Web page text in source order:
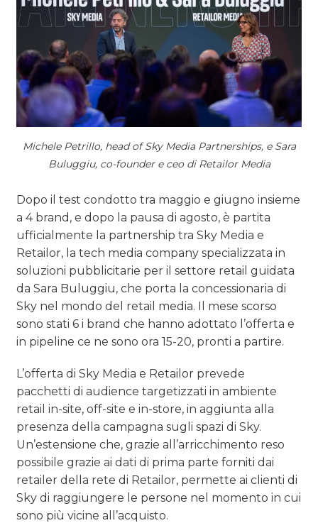
Michele Petrillo, head of Sky Media Partnerships, e Sara
Buluggiu, co-founder e ceo di Retailor Media
Dopo il test condotto tra maggio e giugno insieme
a 4 brand, e dopo la pausa di agosto, è partita
ufficialmente la partnership tra Sky Media e
Retailor, la tech media company specializzata in
soluzioni pubblicitarie per il settore retail guidata
da Sara Buluggiu, che porta la concessionaria di
Sky nel mondo del retail media. Il mese scorso
sono stati 6 i brand che hanno adottato l’offerta e
in pipeline ce ne sono ora 15-20, pronti a partire.
L’offerta di Sky Media e Retailor prevede
pacchetti di audience targetizzati in ambiente
retail in-site, off-site e in-store, in aggiunta alla
presenza della campagna sugli spazi di Sky.
Un’estensione che, grazie all’arricchimento reso
possibile grazie ai dati di prima parte forniti dai
retailer della rete di Retailor, permette ai clienti di
Sky di raggiungere le persone nel momento in cui
sono più vicine all’acquisto.